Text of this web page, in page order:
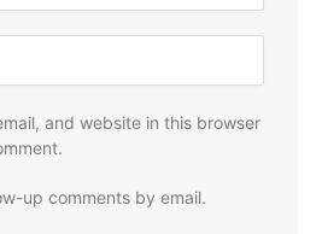
and website in this browser
up comments by email.